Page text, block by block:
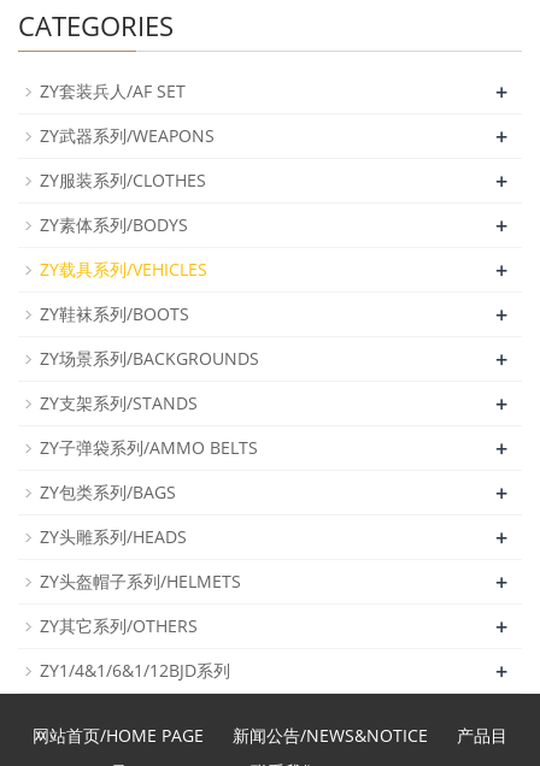
CATEGORIES
ZY套装兵人/AF SET +
ZY武器系列/WEAPONS +
ZY服装系列/CLOTHES +
ZY素体系列/BODYS +
ZY载具系列/VEHICLES +
ZY鞋袜系列/BOOTS +
ZY场景系列/BACKGROUNDS +
ZY支架系列/STANDS +
ZY子弹袋系列/AMMO BELTS +
ZY包类系列/BAGS +
ZY头雕系列/HEADS +
ZY头盔帽子系列/HELMETS +
ZY其它系列/OTHERS +
ZY1/4&1/6&1/12BJD系列 +
网站首页/HOME PAGE 新闻公告/NEWS&NOTICE
产品目